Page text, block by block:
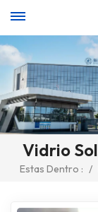
Vidrio
Estas Dentro : /